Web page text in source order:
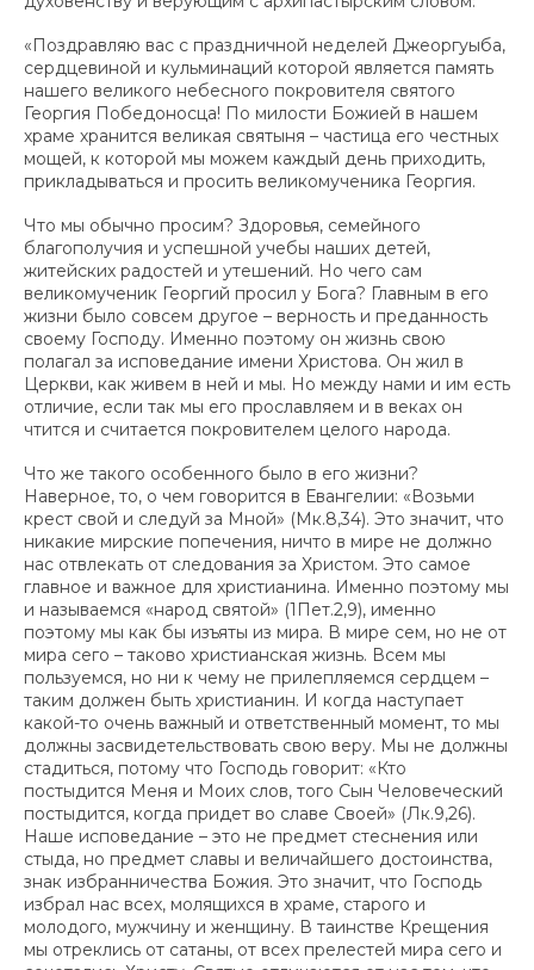
«Поздравляю вас с праздничной неделей Джеоргуыба,
сердцевиной и кульминаций которой является память
нашего великого небесного покровителя святого
Георгия Победоносца! По милости Божией в нашем
храме хранится великая святыня – частица его честных
мощей, к которой мы можем каждый день приходить,
прикладываться и просить великомученика Георгия.
Что мы обычно просим? Здоровья, семейного
благополучия и успешной учебы наших детей,
житейских радостей и утешений. Но чего сам
великомученик Георгий просил у Бога? Главным в его
жизни было совсем другое – верность и преданность
своему Господу. Именно поэтому он жизнь свою
полагал за исповедание имени Христова. Он жил в
Церкви, как живем в ней и мы. Но между нами и им есть
отличие, если так мы его прославляем и в веках он
чтится и считается покровителем целого народа.
Что же такого особенного было в его жизни?
Наверное, то, о чем говорится в Евангелии: «Возьми
крест свой и следуй за Мной» (Мк.8,34). Это значит, что
никакие мирские попечения, ничто в мире не должно
нас отвлекать от следования за Христом. Это самое
главное и важное для христианина. Именно поэтому мы
и называемся «народ святой» (1Пет.2,9), именно
поэтому мы как бы изъяты из мира. В мире сем, но не от
мира сего – таково христианская жизнь. Всем мы
пользуемся, но ни к чему не прилепляемся сердцем –
таким должен быть христианин. И когда наступает
какой-то очень важный и ответственный момент, то мы
должны засвидетельствовать свою веру. Мы не должны
стадиться, потому что Господь говорит: «Кто
постыдится Меня и Моих слов, того Сын Человеческий
постыдится, когда придет во славе Своей» (Лк.9,26).
Наше исповедание – это не предмет стеснения или
стыда, но предмет славы и величайшего достоинства,
знак избранничества Божия. Это значит, что Господь
избрал нас всех, молящихся в храме, старого и
молодого, мужчину и женщину. В таинстве Крещения
мы отреклись от сатаны, от всех прелестей мира сего и